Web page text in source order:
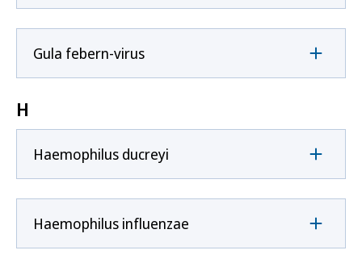
Gula febern-virus
H
Haemophilus ducreyi
Haemophilus influenzae